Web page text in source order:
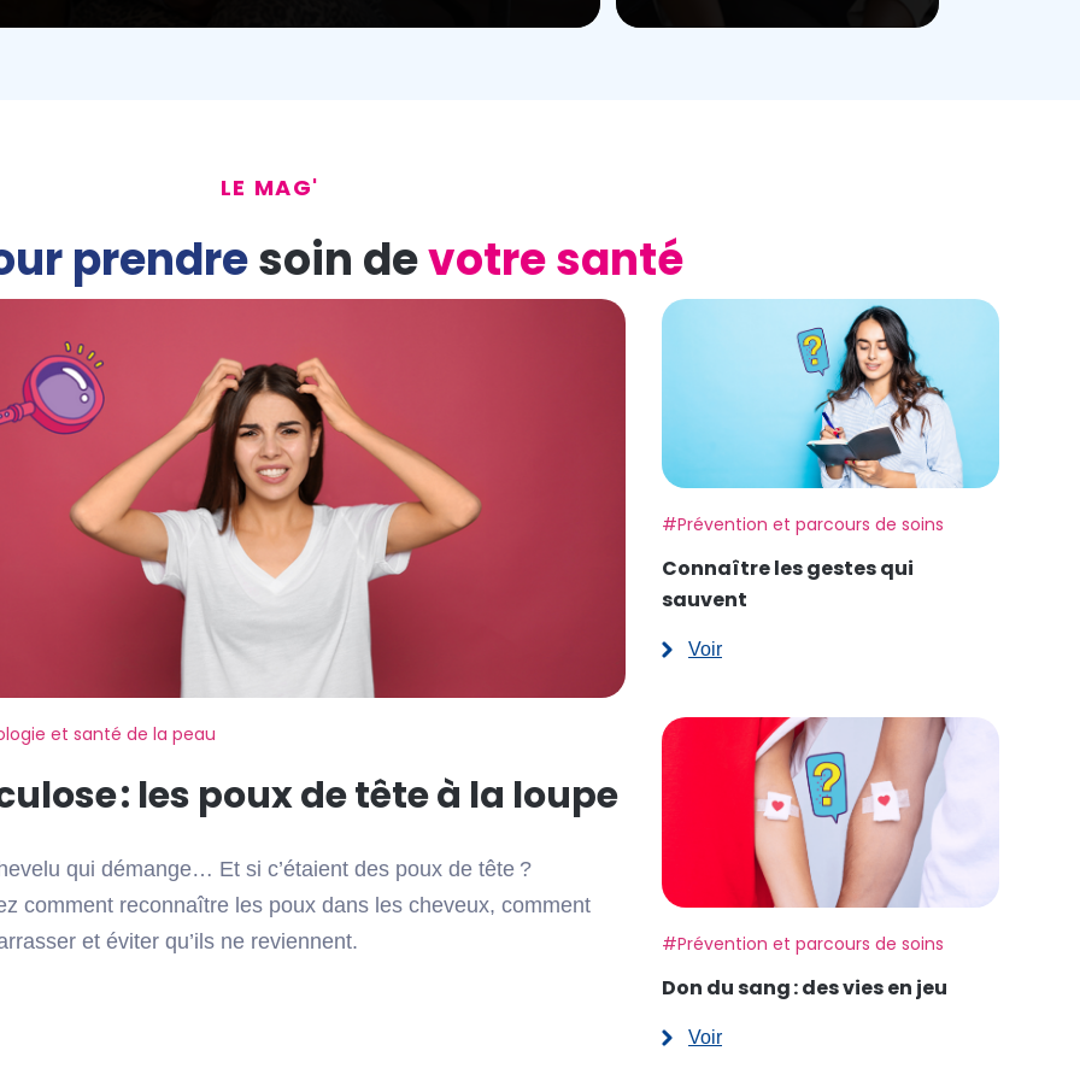
LE MAG'
prendresoin devotre santé
et santé de la peau
: les poux de tête à la loupe
qui démange… Et si c’étaient des poux de tête ?
comment reconnaître les poux dans les cheveux, comment
et éviter qu’ils ne reviennent.
Etiquette:
#Prévention et parcours de soins
Connaître les gestes qui
sauvent
Voir
:
gestes
qui
Etiquette:
#Prévention et parcours de soins
Don du sang : des vies en jeu
Voir
: